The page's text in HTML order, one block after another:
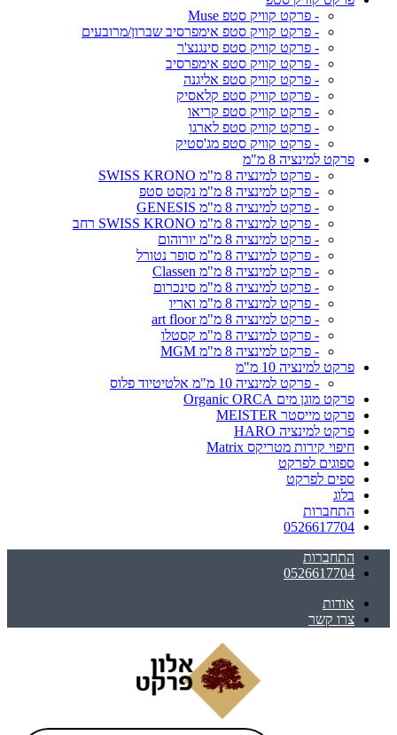
- פרקט קוויק סטפ Muse
- פרקט קוויק סטפ אימפרסיב שברון/מרובעים
- פרקט קוויק סטפ סינגנצ'ר
- פרקט קוויק סטפ אימפרסיב
- פרקט קוויק סטפ אליגנה
- פרקט קוויק סטפ קלאסיק
- פרקט קוויק סטפ קריאו
- פרקט קוויק סטפ לארגו
- פרקט קוויק סטפ מג'סטיק
פרקט למינציה 8 מ"מ
- פרקט למינציה 8 מ"מ SWISS KRONO
- פרקט למינציה 8 מ"מ נקסט סטפ
- פרקט למינציה 8 מ"מ GENESIS
- פרקט למינציה 8 מ"מ SWISS KRONO רחב
- פרקט למינציה 8 מ"מ יורוהום
- פרקט למינציה 8 מ"מ סופר נטורל
- פרקט למינציה 8 מ"מ Classen
- פרקט למינציה 8 מ"מ סינכרום
- פרקט למינציה 8 מ"מ ואריו
- פרקט למינציה 8 מ"מ art floor
- פרקט למינציה 8 מ"מ קסטלו
- פרקט למינציה 8 מ"מ MGM
פרקט למינציה 10 מ"מ
- פרקט למינציה 10 מ"מ אלטיטיוד פלוס
פרקט מוגן מים Organic ORCA
פרקט מייסטר MEISTER
פרקט למינציה HARO
חיפוי קירות מטריקס Matrix
ספוגים לפרקט
ספים לפרקט
בלוג
התחברות
0526617704
התחברות
0526617704
אודות
צרו קשר